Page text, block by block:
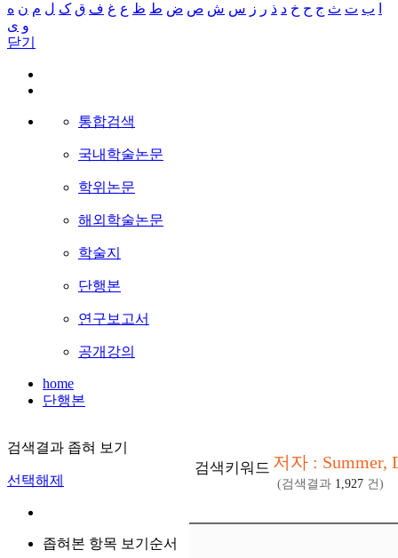
ب ت ث ج ح خ د ذ ر ز س ش ص ض ط ظ ع غ ف ق ک ل م ن ه
و ی
닫기
통합검색
국내학술논문
학위논문
해외학술논문
학술지
단행본
연구보고서
공개강의
home
단행본
검색결과 좁혀 보기
선택해제
좁혀본 항목 보기순서
검색키워드 저자 : Summer,
(검색결과 1,927 건)